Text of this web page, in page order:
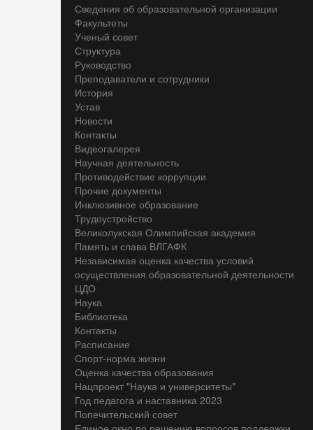
Сведения об образовательной организации
Факультеты
Ученый совет
Структура
Руководство
Преподаватели и сотрудники
История
Устав
Новости
Контакты
Видеогалерея
Научная деятельность
Противодействие коррупции
Прочие документы
Инклюзивное образование
Трудоустройство
Великолукская Олимпийская академия
Память и слава ВЛГАФК
Независимая оценка качества условий
осуществления образовательной деятельности
ЦДО
Наука
Библиотека
Контакты
Расписание
Спорт-норма жизни
Оценка качества образования
Нацпроект "Наука и университеты"
Год педагога и наставника 2023
Попечительский совет